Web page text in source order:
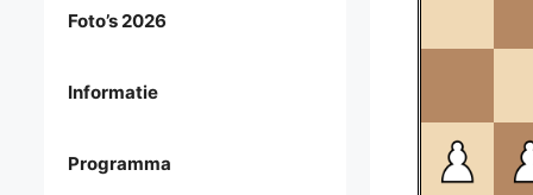
Foto’s 2026
Informatie
Programma